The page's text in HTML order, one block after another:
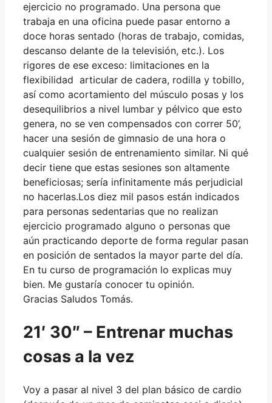
ejercicio no programado. Una persona que
trabaja en una oficina puede pasar entorno a
doce horas sentado (horas de trabajo, comidas,
descanso delante de la televisión, etc.). Los
rigores de ese exceso: limitaciones en la
flexibilidad articular de cadera, rodilla y tobillo,
así como acortamiento del músculo posas y los
desequilibrios a nivel lumbar y pélvico que esto
genera, no se ven compensados con correr 50’,
hacer una sesión de gimnasio de una hora o
cualquier sesión de entrenamiento similar. Ni qué
decir tiene que estas sesiones son altamente
beneficiosas; sería infinitamente más perjudicial
no hacerlas.Los diez mil pasos están indicados
para personas sedentarias que no realizan
ejercicio programado alguno o personas que
aún practicando deporte de forma regular pasan
en posición de sentados la mayor parte del día.
En tu curso de programación lo explicas muy
bien. Me gustaría conocer tu opinión.
Gracias Saludos Tomás.
21′ 30″ – Entrenar muchas
cosas a la vez
Voy a pasar al nivel 3 del plan básico de cardio